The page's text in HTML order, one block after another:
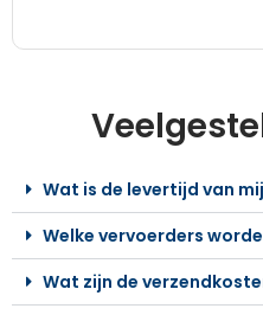
Wat is de levertijd van
Welke vervoerders
Wat zijn de